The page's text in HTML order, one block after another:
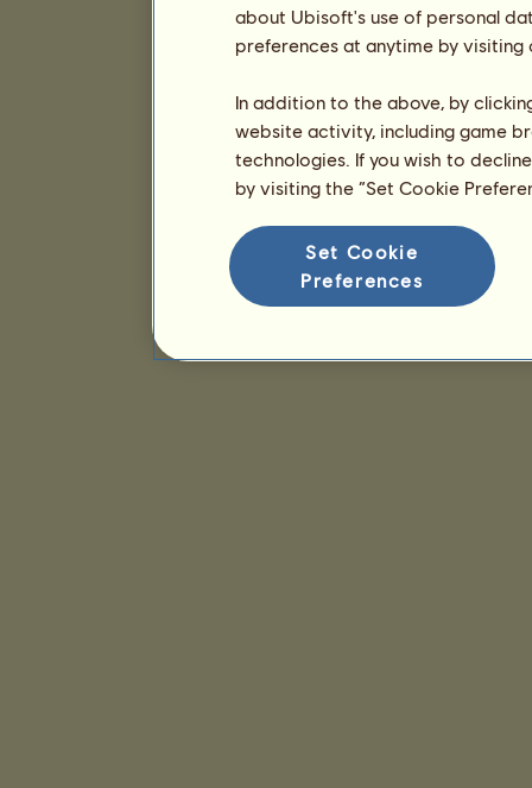
about Ubisoft's use of personal
preferences at anytime by
In addition to the above, by
website activity, including game
technologies. If you wish to
by visiting the “Set Cookie
Set Cookie
Preferences